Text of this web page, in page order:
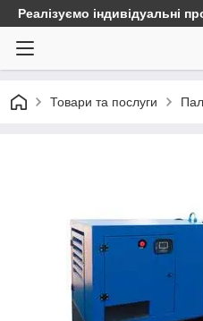
Реалізуємо індивідуальні
Товари та послуги